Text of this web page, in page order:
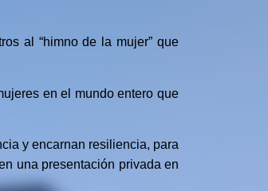
al “himno de la mujer” que
en el mundo entero que
y encarnan resiliencia, para
una presentación privada en